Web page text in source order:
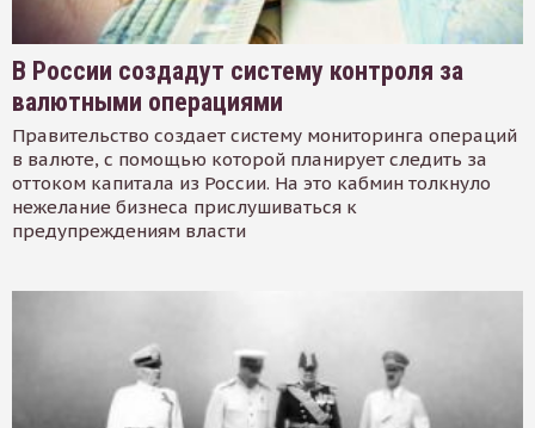
В России создадут систему контроля за
валютными операциями
Правительство создает систему мониторинга операций
в валюте, с помощью которой планирует следить за
оттоком капитала из России. На это кабмин толкнуло
нежелание бизнеса прислушиваться к
предупреждениям власти